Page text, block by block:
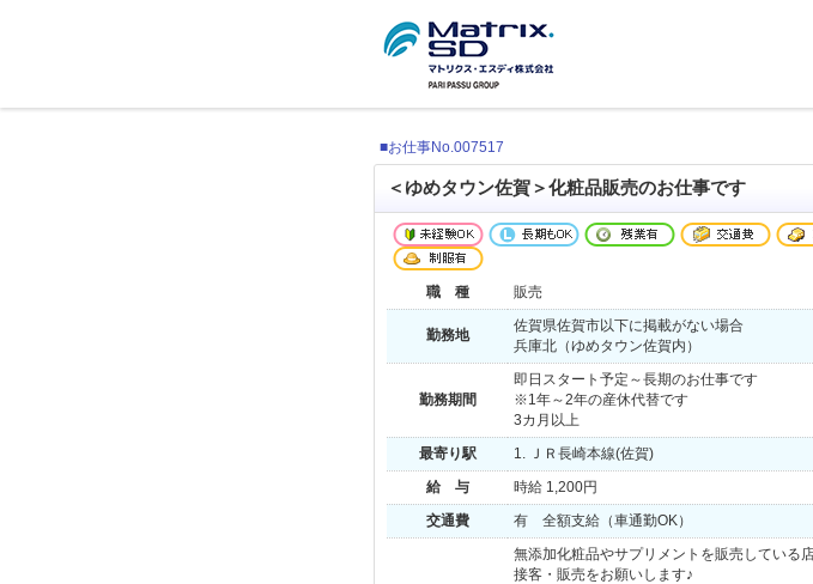
■お仕事No.007517
＜ゆめタウン佐賀＞化粧品販売のお仕事です
職 種 販売
勤務地
佐賀県佐賀市以下に掲載がない場合
兵庫北（ゆめタウン佐賀内）
勤務期間
即日スタート予定～長期のお仕事です
※1年～2年の産休代替です
3カ月以上
最寄り駅
1. ＪＲ長崎本線(佐賀)
給 与
時給 1,200円
交通費
有 全額支給（車通勤OK）
無添加化粧品やサプリメントを販売している
接客・販売をお願いします♪